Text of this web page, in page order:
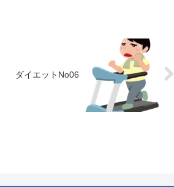
ダイエットNo06